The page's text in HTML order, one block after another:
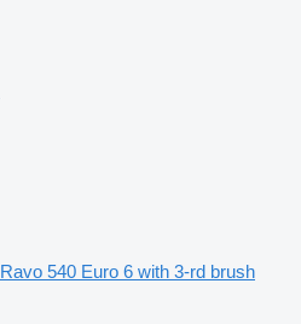
Ravo 540 Euro 6 with 3-rd brush